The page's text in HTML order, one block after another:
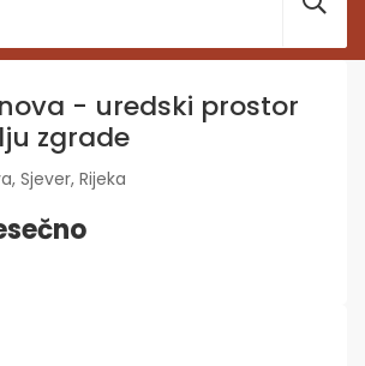
- uredski prostor
zgrade
Sjever, Rijeka